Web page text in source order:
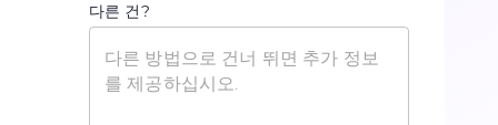
다른 건?